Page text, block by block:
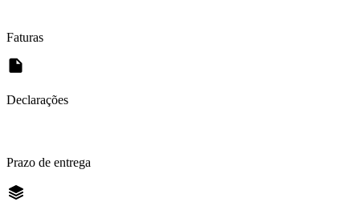
Faturas
Declarações
Prazo de entrega